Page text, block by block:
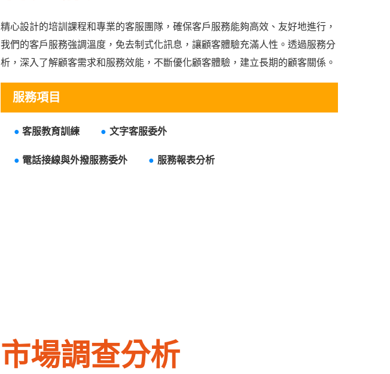
精心設計的培訓課程和專業的客服團隊，確保客戶服務能夠高效、友好地進行，
我們的客戶服務強調溫度，免去制式化訊息，讓顧客體驗充滿人性。透過服務分
析，深入了解顧客需求和服務效能，不斷優化顧客體驗，建立長期的顧客關係。
服務項目
● 客服教育訓練 ● 文字客服委外
● 電話接線與外撥服務委外 ● 服務報表分析
市場調查分析